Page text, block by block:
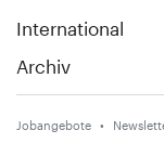
International
Archiv
Jobangebote